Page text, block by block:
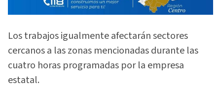
Los trabajos igualmente afectarán sectores
cercanos a las zonas mencionadas durante las
cuatro horas programadas por la empresa
estatal.